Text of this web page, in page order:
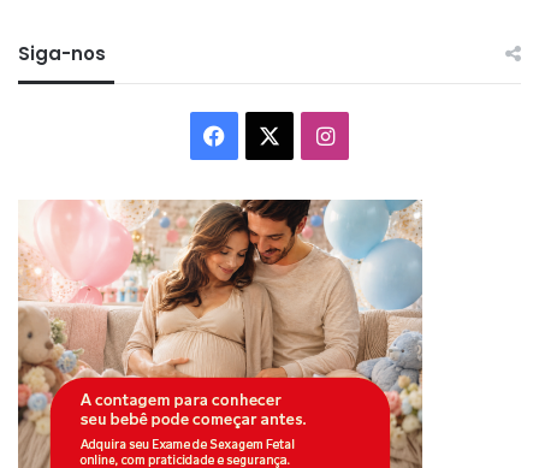
Siga-nos
Facebook Instagram